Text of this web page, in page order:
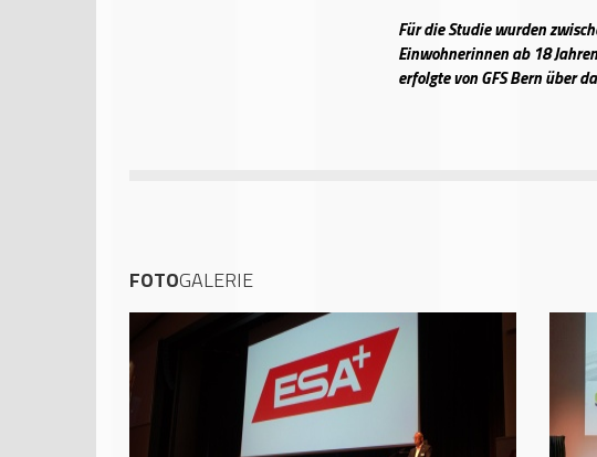
Für die Studie wurden
Einwohnerinnen ab 18
erfolgte von GFS Bern über
FOTOGALERIE